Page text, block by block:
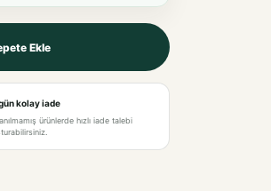
Ekle
kolay iade
ürünlerde hızlı iade talebi